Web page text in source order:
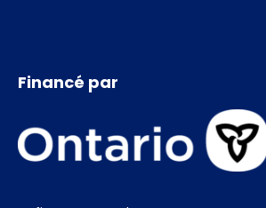
Financé par